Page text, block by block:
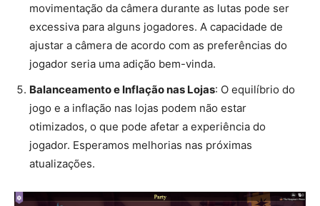
movimentação da câmera durante as lutas pode ser
excessiva para alguns jogadores. A capacidade de
ajustar a câmera de acordo com as preferências do
jogador seria uma adição bem-vinda.
Balanceamento e Inflação nas Lojas: O equilíbrio do
jogo e a inflação nas lojas podem não estar
otimizados, o que pode afetar a experiência do
jogador. Esperamos melhorias nas próximas
atualizações.